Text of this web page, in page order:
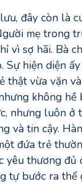
đây còn là
mẹ trong
vì sợ hãi. Bà
Sự hiện diện
thật vừa vặn
không hề
nhưng luôn ở
và tin cậy.
đứa trẻ
yêu thương đủ
tự bước ra thế